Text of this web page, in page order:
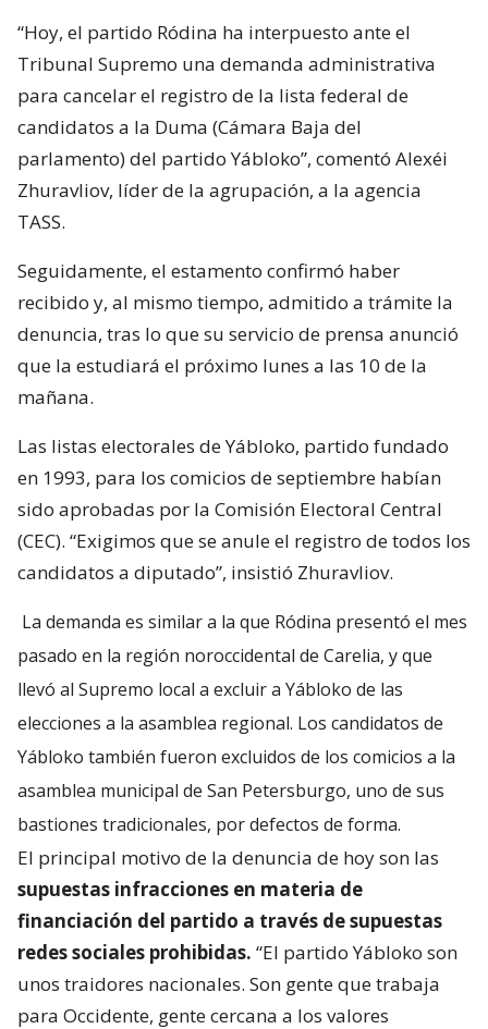
“Hoy, el partido Ródina ha interpuesto ante el
Tribunal Supremo una demanda administrativa
para cancelar el registro de la lista federal de
candidatos a la Duma (Cámara Baja del
parlamento) del partido Yábloko”, comentó Alexéi
Zhuravliov, líder de la agrupación, a la agencia
TASS.
Seguidamente, el estamento confirmó haber
recibido y, al mismo tiempo, admitido a trámite la
denuncia, tras lo que su servicio de prensa anunció
que la estudiará el próximo lunes a las 10 de la
mañana.
Las listas electorales de Yábloko, partido fundado
en 1993, para los comicios de septiembre habían
sido aprobadas por la Comisión Electoral Central
(CEC). “Exigimos que se anule el registro de todos los
candidatos a diputado”, insistió Zhuravliov.
La demanda es similar a la que Ródina presentó el mes
pasado en la región noroccidental de Carelia, y que
llevó al Supremo local a excluir a Yábloko de las
elecciones a la asamblea regional. Los candidatos de
Yábloko también fueron excluidos de los comicios a la
asamblea municipal de San Petersburgo, uno de sus
bastiones tradicionales, por defectos de forma.
El principal motivo de la denuncia de hoy son las
supuestas infracciones en materia de
financiación del partido a través de supuestas
redes sociales prohibidas. “El partido Yábloko son
unos traidores nacionales. Son gente que trabaja
para Occidente, gente cercana a los valores